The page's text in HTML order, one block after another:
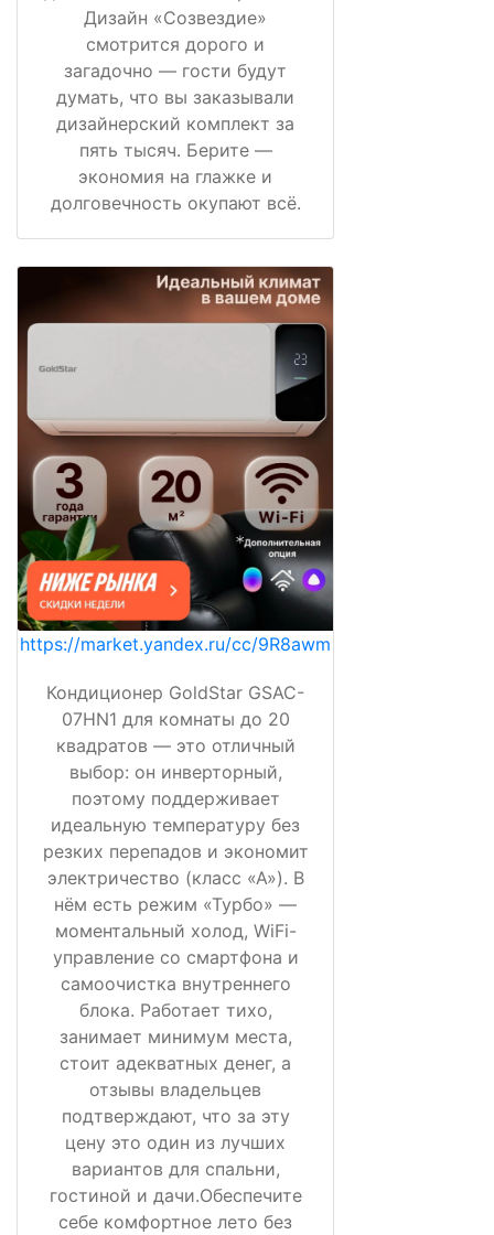
Дизайн «Созвездие»
смотрится дорого и
загадочно — гости будут
думать, что вы заказывали
дизайнерский комплект за
пять тысяч. Берите —
экономия на глажке и
долговечность окупают всё.
https://market.yandex.ru/cc/9R8awm
Кондиционер GoldStar GSAC-
07HN1 для комнаты до 20
квадратов — это отличный
выбор: он инверторный,
поэтому поддерживает
идеальную температуру без
резких перепадов и экономит
электричество (класс «А»). В
нём есть режим «Турбо» —
моментальный холод, WiFi-
управление со смартфона и
самоочистка внутреннего
блока. Работает тихо,
занимает минимум места,
стоит адекватных денег, а
отзывы владельцев
подтверждают, что за эту
цену это один из лучших
вариантов для спальни,
гостиной и дачи.Обеспечите
себе комфортное лето без